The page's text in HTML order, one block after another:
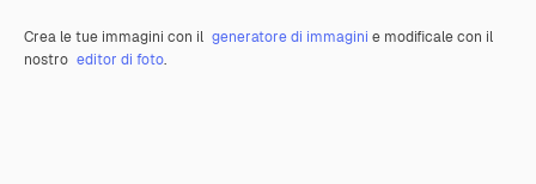
Crea le tue immagini con il generatore di immagini e modificale con il
nostro editor di foto.